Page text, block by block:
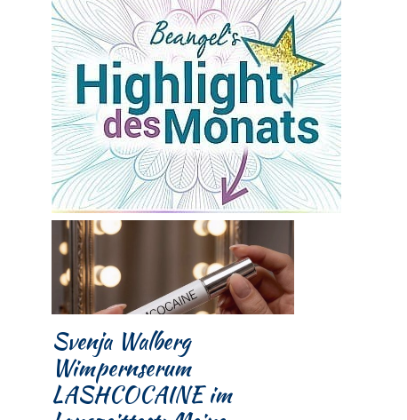
Svenja Walberg
Wimpernserum
LASHCOCAINE im